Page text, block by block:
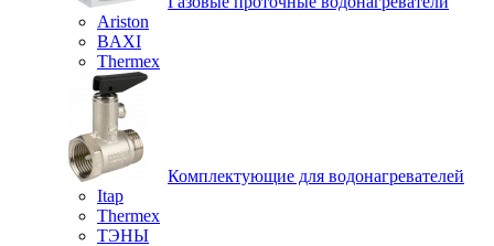
Ariston
BAXI
Thermex
Комплектующие для водонагревателей
Itap
Thermex
ТЭНЫ